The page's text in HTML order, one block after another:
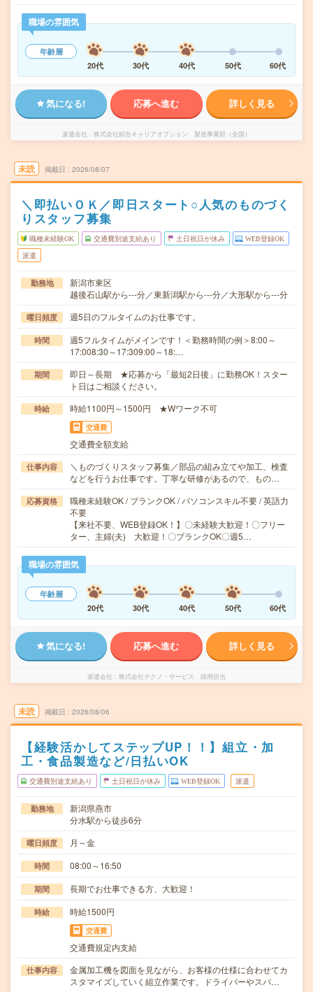
職場の雰囲気
年齢層
20代
30代 40代 50代 60代
気になる! 応募へ進む 詳しく見る
派遣会社 株式会社綜合キャリアオプション 製造事業部（全国）
未読 掲載日 2026/08/07
＼即払いＯＫ／即日スタート○人気のものづく
りスタッフ募集
職種未経験OK 交通費別途支給あり 土日祝日が休み WEB登録OK
派遣
勤務地
新潟市東区
越後石山駅から---分／東新潟駅から---分／大形駅から---分
曜日頻度 週5日のフルタイムのお仕事です。
時間
週5フルタイムがメインです！＜勤務時間の例＞8:00～
17:008:30～17:309:00～18:…
期間
即日～長期 ★応募から「最短2日後」に勤務OK！スター
ト日はご相談ください。
時給 時給1100円～1500円 ★Wワーク不可
交通費
交通費全額支給
仕事内容
＼ものづくりスタッフ募集／部品の組み立てや加工、検査
などを行うお仕事です。丁寧な研修があるので、もの…
応募資格
職種未経験OK / ブランクOK / パソコンスキル不要 / 英語力
不要
【来社不要、WEB登録OK！】〇未経験大歓迎！〇フリー
ター、主婦(夫) 大歓迎！〇ブランクOK〇週5…
職場の雰囲気
年齢層
20代
30代 40代 50代 60代
気になる! 応募へ進む 詳しく見る
派遣会社 株式会社テクノ・サービス 採用担当
未読 掲載日 2026/08/06
【経験活かしてステップUP！！】組立・加
工・食品製造など/日払いOK
交通費別途支給あり 土日祝日が休み WEB登録OK 派遣
勤務地
新潟県燕市
分水駅から徒歩6分
曜日頻度 月～金
時間 08:00～16:50
期間 長期でお仕事できる方、大歓迎！
時給 時給1500円
交通費
交通費規定内支給
仕事内容
金属加工機を図面を見ながら、お客様の仕様に合わせてカ
スタマイズしていく組立作業です。ドライバーやスパ…